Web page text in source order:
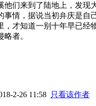
他们来到了陆地上，发现
事情，据说当初弁庆是自
，才知道一别十年早已
者。
2-26 11:58 只看该作者